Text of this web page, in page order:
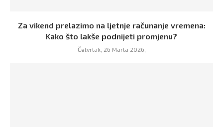
Za vikend prelazimo na ljetnje računanje vremena:
Kako što lakše podnijeti promjenu?
Četvrtak, 26 Marta 2026,